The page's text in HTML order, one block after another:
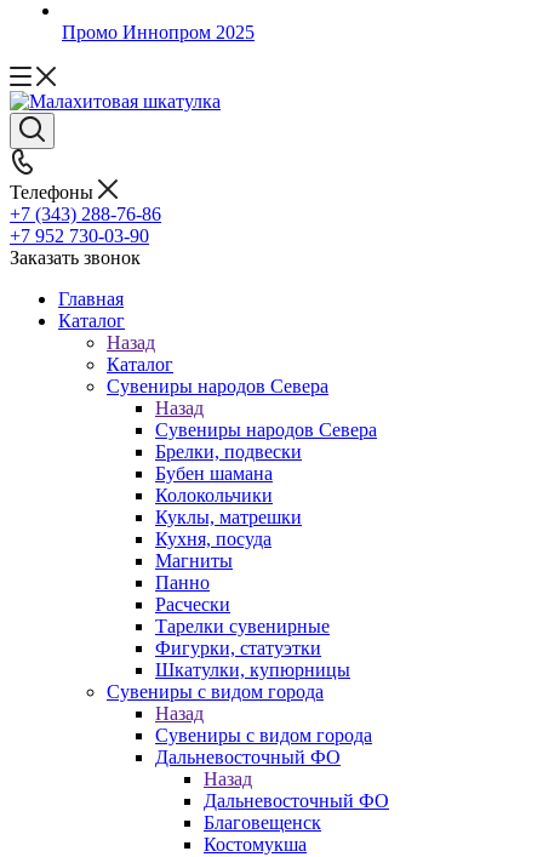
Промо Иннопром 2025
Телефоны
+7 (343) 288-76-86
+7 952 730-03-90
Заказать звонок
Главная
Каталог
Назад
Каталог
Сувениры народов Севера
Назад
Сувениры народов Севера
Брелки, подвески
Бубен шамана
Колокольчики
Куклы, матрешки
Кухня, посуда
Магниты
Панно
Расчески
Тарелки сувенирные
Фигурки, статуэтки
Шкатулки, купюрницы
Сувениры с видом города
Назад
Сувениры с видом города
Дальневосточный ФО
Назад
Дальневосточный ФО
Благовещенск
Костомукша